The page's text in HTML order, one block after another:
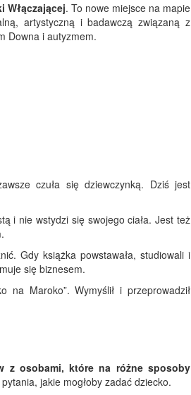
Włączającej. To nowe miejsce na mapie
artystyczną i badawczą związaną z
Downa i autyzmem.
czuła się dziewczynką. Dziś jest
i nie wstydzi się swojego ciała. Jest też
Gdy książka powstawała, studiowali i
się biznesem.
Maroko”. Wymyślił i przeprowadził
z osobami, które na różne sposoby
jakie mogłoby zadać dziecko.